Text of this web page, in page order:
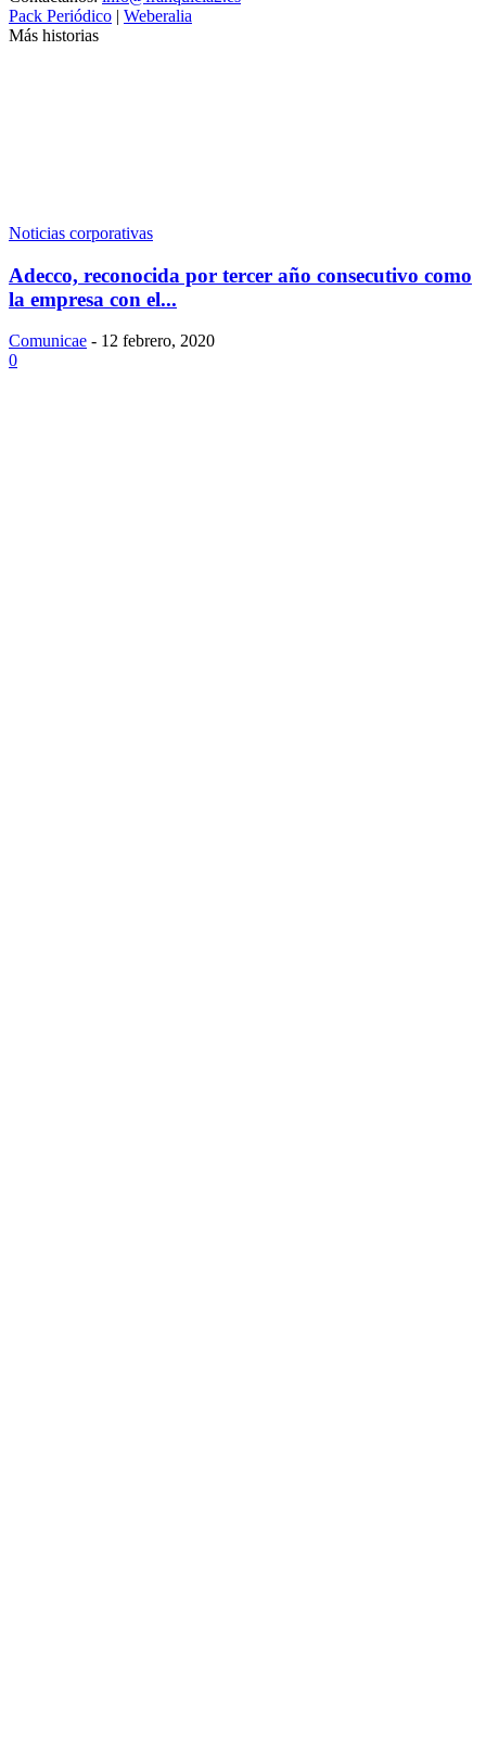
Pack Periódico | Weberalia
Más historias
Noticias corporativas
Adecco, reconocida por tercer año consecutivo como
la empresa con el...
Comunicae - 12 febrero, 2020
0